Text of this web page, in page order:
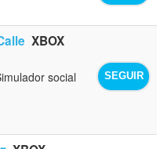
XBOX
SEGUIR
social